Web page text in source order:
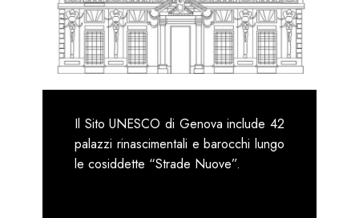
Il Sito UNESCO di Genova include 42
palazzi rinascimentali e barocchi lungo
le cosiddette “Strade Nuove”.